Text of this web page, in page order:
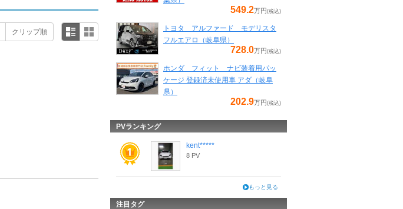
クリップ順
549.2万円(税込)
トヨタ アルファード モデリスタ
フルエアロ（岐阜県）
728.0万円(税込)
ホンダ フィット ナビ装着用パッ
ケージ 登録済未使用車 アダ（岐阜
県）
202.9万円(税込)
PVランキング
kent*****
8 PV
もっと見る
注目タグ